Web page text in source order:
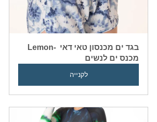
מכנס ים לנשים
לקנייה